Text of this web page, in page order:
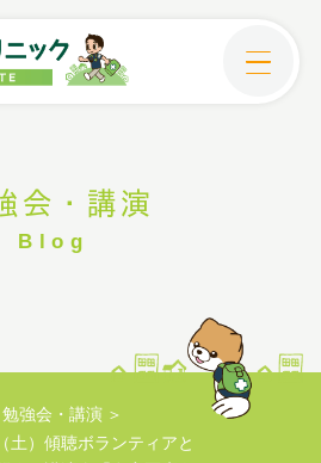
会・講演
Blog
勉強会・講演
土）傾聴ボランティアと